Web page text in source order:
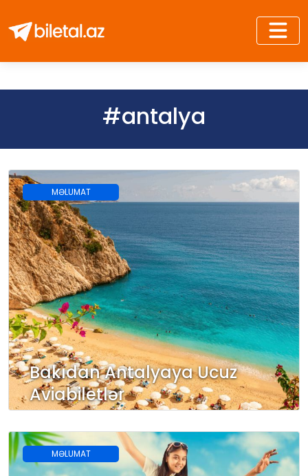
#antalya
MƏLUMAT
Bakıdan Antalyaya Ucuz
Aviabiletlər
MƏLUMAT